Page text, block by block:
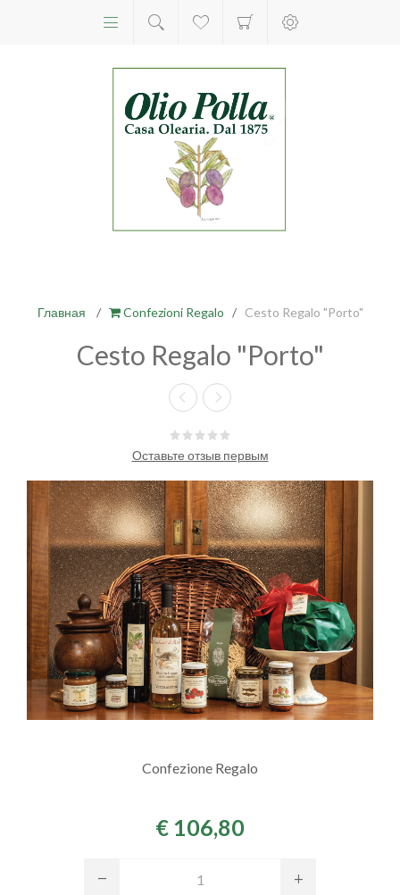
Главная / Confezioni Regalo / Cesto Regalo "Porto"
Cesto Regalo "Porto"
Оставьте отзыв первым
Confezione Regalo
€ 106,80